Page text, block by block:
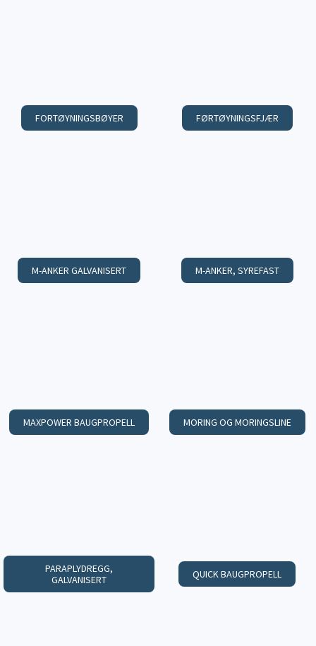
FORTØYNINGSBØYER FØRTØYNINGSFJÆR
M-ANKER GALVANISERT M-ANKER, SYREFAST
MAXPOWER BAUGPROPELL MORING OG MORINGSLINE
PARAPLYDREGG,
GALVANISERT
QUICK BAUGPROPELL